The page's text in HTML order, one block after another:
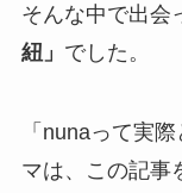
そんな中で出会
紐」 でした。
「nunaって実
マは、この記事